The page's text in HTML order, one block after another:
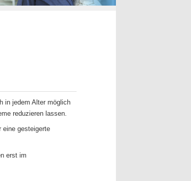
in jedem Alter möglich
reduzieren lassen.
eine gesteigerte
erst im